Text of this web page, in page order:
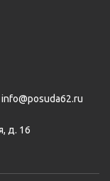
info@posuda62.ru
д. 16